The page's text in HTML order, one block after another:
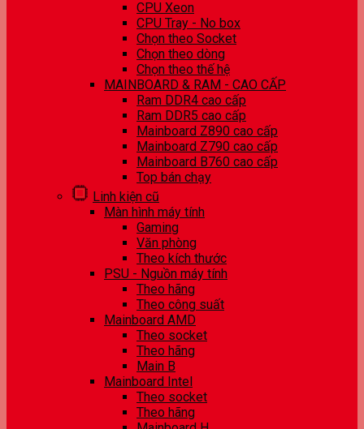
CPU Xeon
CPU Tray - No box
Chọn theo Socket
Chọn theo dòng
Chọn theo thế hệ
MAINBOARD & RAM - CAO CẤP
Ram DDR4 cao cấp
Ram DDR5 cao cấp
Mainboard Z890 cao cấp
Mainboard Z790 cao cấp
Mainboard B760 cao cấp
Top bán chạy
Linh kiện cũ
Màn hình máy tính
Gaming
Văn phòng
Theo kích thước
PSU - Nguồn máy tính
Theo hãng
Theo công suất
Mainboard AMD
Theo socket
Theo hãng
Main B
Mainboard Intel
Theo socket
Theo hãng